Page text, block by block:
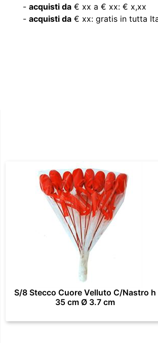
- acquisti da € xx a € xx: € x,xx
- acquisti da € xx: gratis in tutta
S/8 Stecco Cuore Velluto C/Nastro h
35 cm Ø 3.7 cm